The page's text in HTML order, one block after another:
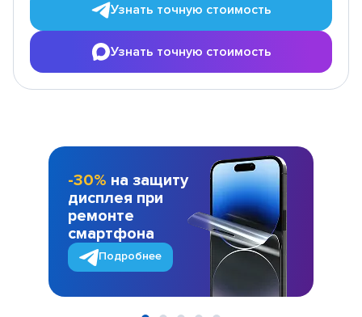
Узнать точную стоимость
Узнать точную стоимость
-30% на защиту
дисплея при
ремонте
смартфона
Подробнее